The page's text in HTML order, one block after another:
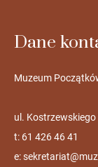
Dane
Muzeum
ul.
t: 61 426 46 41
e: